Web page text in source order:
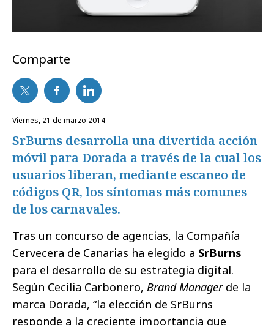
Comparte
viernes, 21 de marzo 2014
SrBurns desarrolla una divertida acción
móvil para Dorada a través de la cual los
usuarios liberan, mediante escaneo de
códigos QR, los síntomas más comunes
de los carnavales.
Tras un concurso de agencias, la Compañía
Cervecera de Canarias ha elegido a SrBurns
para el desarrollo de su estrategia digital.
Según Cecilia Carbonero, Brand Managerde la
marca Dorada, “la elección de SrBurns
responde a la creciente importancia que